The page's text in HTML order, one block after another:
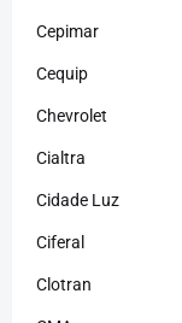
Cepimar
Cequip
Chevrolet
Cialtra
Cidade Luz
Ciferal
Clotran